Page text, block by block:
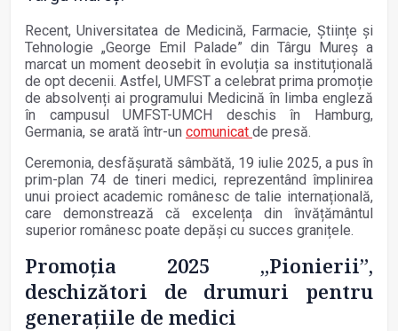
Recent, Universitatea de Medicină, Farmacie, Științe și
Tehnologie „George Emil Palade” din Târgu Mureș a
marcat un moment deosebit în evoluția sa instituțională
de opt decenii. Astfel, UMFST a celebrat prima promoție
de absolvenți ai programului Medicină în limba engleză
în campusul UMFST-UMCH deschis în Hamburg,
Germania, se arată într-un comunicat de presă.
Ceremonia, desfășurată sâmbătă, 19 iulie 2025, a pus în
prim-plan 74 de tineri medici, reprezentând împlinirea
unui proiect academic românesc de talie internațională,
care demonstrează că excelența din învățământul
superior românesc poate depăși cu succes granițele.
Promoția 2025 „Pionierii”,
deschizători de drumuri pentru
generațiile de medici